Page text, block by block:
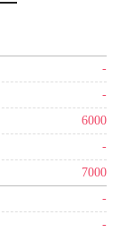
-
-
6000
-
7000
-
-